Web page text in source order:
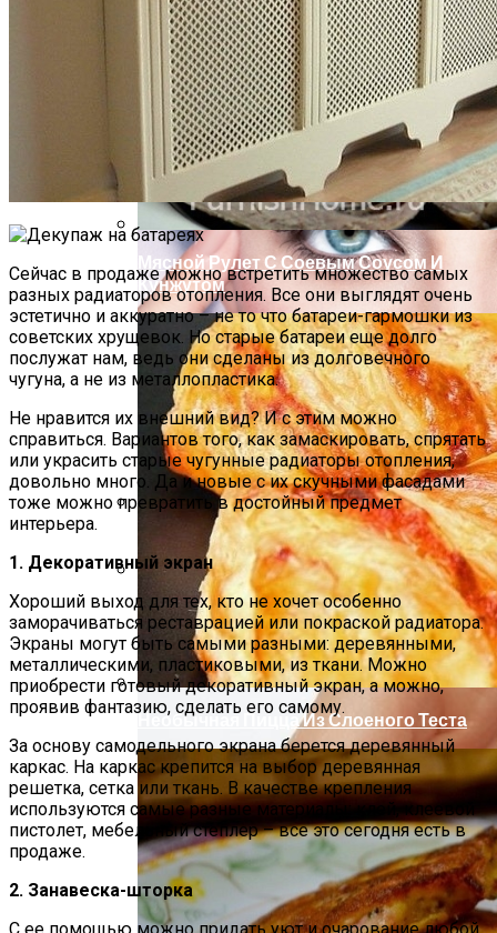
Почему Нельзя Повторно Кипятить
Воду Для Приготовления Чая Или Кофе
Как Повторно Использовать Воду
После Варки Риса
Маникюр Бордового Цвета
Секреты Обворожительного Макияжа
Губ
Мясной Рулет С Соевым Соусом И
Кунжутом
Необычная Пицца Из Слоеного Теста
Сейчас в продаже можно встретить множество самых
разных радиаторов отопления. Все они выглядят очень
эстетично и аккуратно – не то что батареи-гармошки из
советских хрущевок. Но старые батареи еще долго
послужат нам, ведь они сделаны из долговечного
чугуна, а не из металлопластика.
Не нравится их внешний вид? И с этим можно
справиться. Вариантов того, как замаскировать, спрятать
или украсить старые чугунные радиаторы отопления,
довольно много. Да и новые с их скучными фасадами
тоже можно превратить в достойный предмет
интерьера.
1. Декоративный экран
Хороший выход для тех, кто не хочет особенно
заморачиваться реставрацией или покраской радиатора.
Экраны могут быть самыми разными: деревянными,
металлическими, пластиковыми, из ткани. Можно
приобрести готовый декоративный экран, а можно,
проявив фантазию, сделать его самому.
За основу самодельного экрана берется деревянный
каркас. На каркас крепится на выбор деревянная
решетка, сетка или ткань. В качестве крепления
используются самые разные материалы: клей, клеевой
пистолет, мебельный степлер – все это сегодня есть в
продаже.
2. Занавеска-шторка
С ее помощью можно придать уют и очарование любой